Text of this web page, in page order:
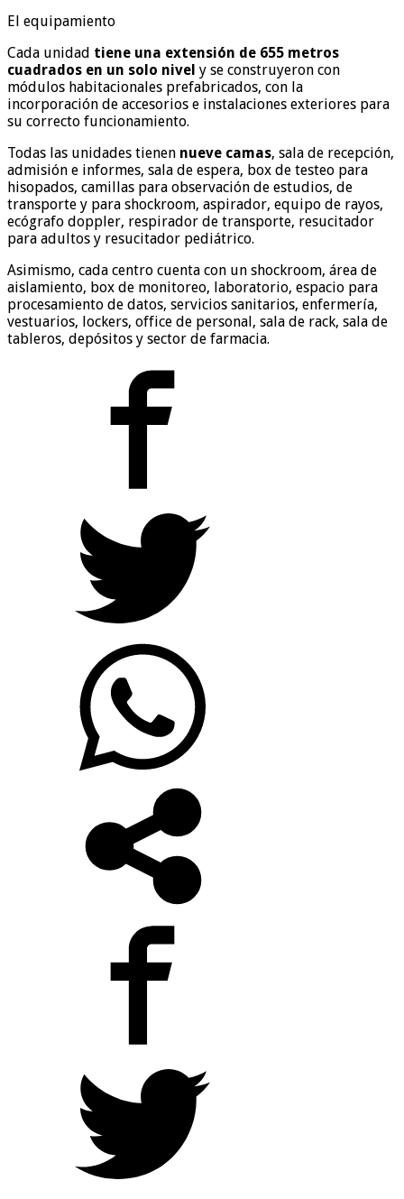
El equipamiento
Cada unidad tiene una extensión de 655 metros
cuadrados en un solo nivel y se construyeron con
módulos habitacionales prefabricados, con la
incorporación de accesorios e instalaciones exteriores para
su correcto funcionamiento.
Todas las unidades tienen nueve camas, sala de recepción,
admisión e informes, sala de espera, box de testeo para
hisopados, camillas para observación de estudios, de
transporte y para shockroom, aspirador, equipo de rayos,
ecógrafo doppler, respirador de transporte, resucitador
para adultos y resucitador pediátrico.
Asimismo, cada centro cuenta con un shockroom, área de
aislamiento, box de monitoreo, laboratorio, espacio para
procesamiento de datos, servicios sanitarios, enfermería,
vestuarios, lockers, office de personal, sala de rack, sala de
tableros, depósitos y sector de farmacia.